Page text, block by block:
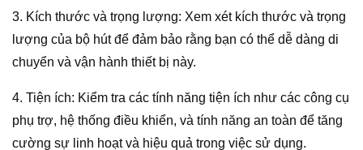
3. Kích thước và trọng lượng: Xem xét kích thước và trọng
lượng của bộ hút để đảm bảo rằng bạn có thể dễ dàng di
chuyển và vận hành thiết bị này.
4. Tiện ích: Kiểm tra các tính năng tiện ích như các công cụ
phụ trợ, hệ thống điều khiển, và tính năng an toàn để tăng
cường sự linh hoạt và hiệu quả trong việc sử dụng.